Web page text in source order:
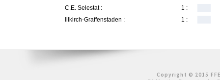
C.E. Selestat :
1 :
Illkirch-Graffenstaden :
1 :
Copyright © 2015